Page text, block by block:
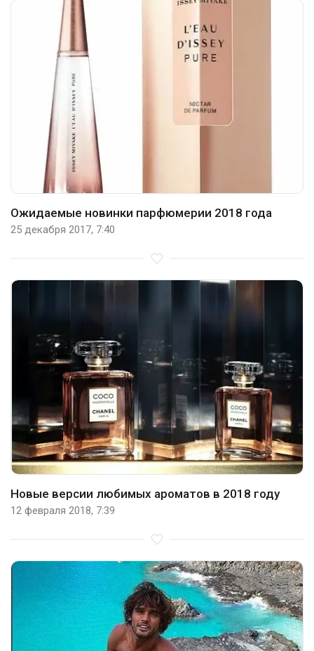
Ожидаемые новинки парфюмерии 2018 года
25 декабря 2017, 7:40
Новые версии любимых ароматов в 2018 году
12 февраля 2018, 7:39